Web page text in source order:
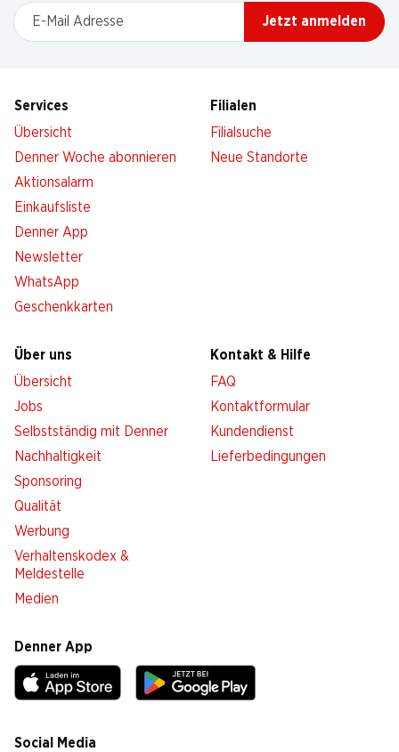
E-Mail Adresse
Jetzt anmelden
Services
Übersicht
Denner Woche abonnieren
Aktionsalarm
Einkaufsliste
Denner App
Newsletter
WhatsApp
Geschenkkarten
Filialen
Filialsuche
Neue Standorte
Über uns
Übersicht
Jobs
Selbstständig mit Denner
Nachhaltigkeit
Sponsoring
Qualität
Werbung
Verhaltenskodex &
Meldestelle
Medien
Kontakt & Hilfe
FAQ
Kontaktformular
Kundendienst
Lieferbedingungen
Denner App
Social Media